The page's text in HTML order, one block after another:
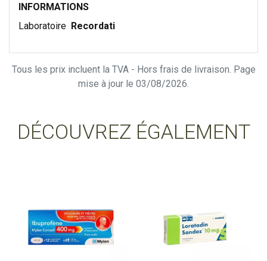
INFORMATIONS
Laboratoire Recordati
Tous les prix incluent la TVA - Hors frais de livraison. Page
mise à jour le 03/08/2026.
DÉCOUVREZ ÉGALEMENT